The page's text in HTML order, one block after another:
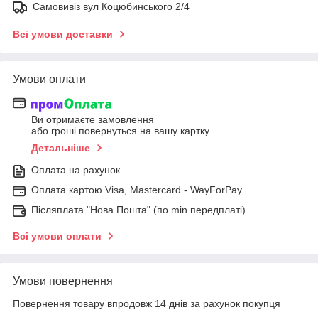
Самовивіз вул Коцюбинського 2/4
Всі умови доставки
Умови оплати
Ви отримаєте замовлення
або гроші повернуться на вашу картку
Детальніше
Оплата на рахунок
Оплата картою Visa, Mastercard - WayForPay
Післяплата "Нова Пошта" (по min передплаті)
Всі умови оплати
Умови повернення
Повернення товару впродовж 14 днів за рахунок покупця